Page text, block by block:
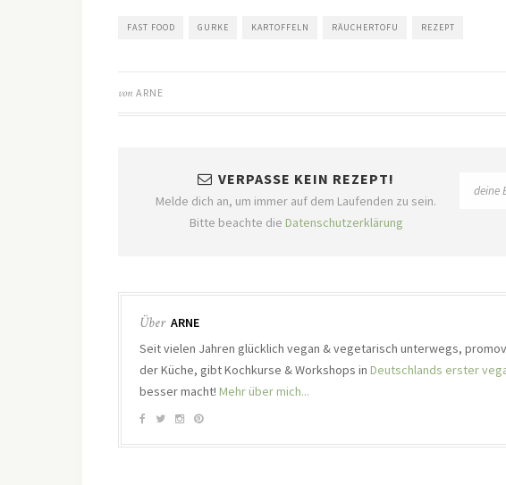
FAST FOOD GURKE KARTOFFELN RÄUCHERTOFU REZEPT
von ARNE
VERPASSE KEIN REZEPT!
Melde dich an, um immer auf dem Laufenden zu sein.
Bitte beachte die Datenschutzerklärung
Über ARNE
Seit vielen Jahren glücklich vegan & vegetarisch unterwegs,
der Küche, gibt Kochkurse & Workshops in Deutschlands erster
besser macht! Mehr über mich...